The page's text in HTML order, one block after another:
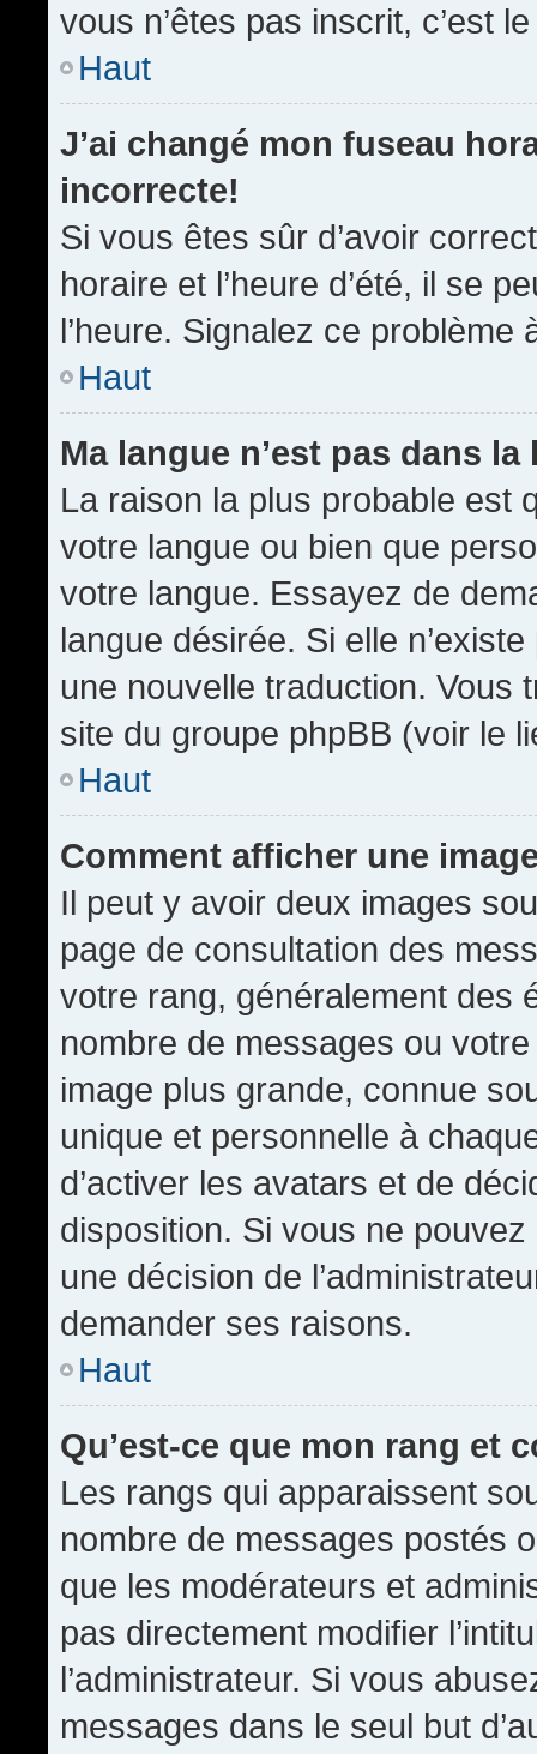
vous n’êtes pas inscrit, c’est
Haut
J’ai changé mon fuseau
incorrecte!
Si vous êtes sûr d’avoir
horaire et l’heure d’été, il se
l’heure. Signalez ce problème
Haut
Ma langue n’est pas dans la
La raison la plus probable est
votre langue ou bien que
votre langue. Essayez de
langue désirée. Si elle
une nouvelle traduction. Vous
site du groupe phpBB (voir le
Haut
Comment afficher une
Il peut y avoir deux images
page de consultation des
votre rang, généralement des
nombre de messages ou
image plus grande, connue
unique et personnelle à
d’activer les avatars et de
disposition. Si vous ne pouvez
une décision de
demander ses raisons.
Haut
Qu’est-ce que mon rang et
Les rangs qui apparaissent
nombre de messages postés
que les modérateurs et
pas directement modifier
l’administrateur. Si vous
messages dans le seul but